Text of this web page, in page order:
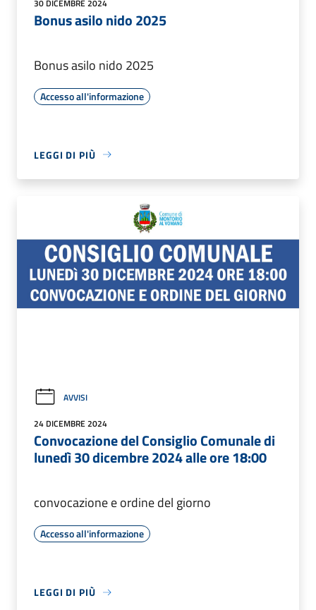
30 DICEMBRE 2024
Bonus asilo nido 2025
Bonus asilo nido 2025
Accesso all'informazione
LEGGI DI PIÙ
AVVISI
24 DICEMBRE 2024
Convocazione del Consiglio Comunale di
lunedì 30 dicembre 2024 alle ore 18:00
convocazione e ordine del giorno
Accesso all'informazione
LEGGI DI PIÙ